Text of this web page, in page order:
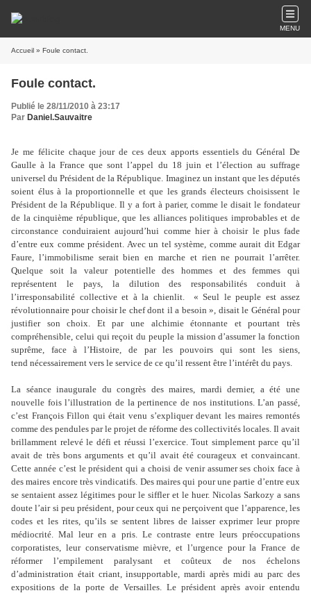
MENU
Accueil » Foule contact.
Foule contact.
Publié le 28/11/2010 à 23:17
Par Daniel.Sauvaitre
Je me félicite chaque jour de ces deux apports essentiels du Général De
Gaulle à la France que sont l’appel du 18 juin et l’élection au suffrage
universel du Président de la République. Imaginez un instant que les députés
soient élus à la proportionnelle et que les grands électeurs choisissent le
Président de la République. Il y a fort à parier, comme le disait le fondateur
de la cinquième république, que les alliances politiques improbables et de
circonstance conduiraient aujourd’hui comme hier à choisir le plus fade
d’entre eux comme président. Avec un tel système, comme aurait dit Edgar
Faure, l’immobilisme serait bien en marche et rien ne pourrait l’arrêter.
Quelque soit la valeur potentielle des hommes et des femmes qui
représentent le pays, la dilution des responsabilités conduit à
l’irresponsabilité collective et à la chienlit. « Seul le peuple est assez
révolutionnaire pour choisir le chef dont il a besoin », disait le Général pour
justifier son choix. Et par une alchimie étonnante et pourtant très
compréhensible, celui qui reçoit du peuple la mission d’assumer la fonction
suprême, face à l’Histoire, de par les pouvoirs qui sont les siens,
tend nécessairement vers le service de ce qu’il ressent être l’intérêt du pays.
La séance inaugurale du congrès des maires, mardi dernier, a été une
nouvelle fois l’illustration de la pertinence de nos institutions. L’an passé,
c’est François Fillon qui était venu s’expliquer devant les maires remontés
comme des pendules par le projet de réforme des collectivités locales. Il avait
brillamment relevé le défi et réussi l’exercice. Tout simplement parce qu’il
avait de très bons arguments et qu’il avait été courageux et convaincant.
Cette année c’est le président qui a choisi de venir assumer ses choix face à
des maires encore très vindicatifs. Des maires qui pour une partie d’entre eux
se sentaient assez légitimes pour le siffler et le huer. Nicolas Sarkozy a sans
doute l’air si peu président, pour ceux qui ne perçoivent que l’apparence, les
codes et les rites, qu’ils se sentent libres de laisser exprimer leur propre
médiocrité. Mal leur en a pris. Le contraste entre leurs préoccupations
corporatistes, leur conservatisme mièvre, et l’urgence pour la France de
réformer l’empilement paralysant et coûteux de nos échelons
d’administration était criant, insupportable, mardi après midi au parc des
expositions de la porte de Versailles. Le président après avoir entendu